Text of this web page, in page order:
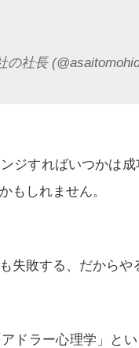
社長
ジすればいつかは
もしれません。
失敗する、だから
ドラー心理学」と